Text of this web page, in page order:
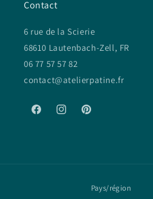
Contact
6 rue de la Scierie
68610 Lautenbach-Zell, FR
06 77 57 57 82
contact@atelierpatine.fr
FacebookInstagramPinterest
Pays/région